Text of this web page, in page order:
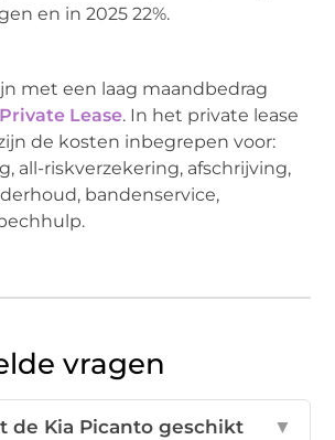
en in 2025 22%.
met een laag maandbedrag
Lease. In het private lease
de kosten inbegrepen voor:
all-riskverzekering, afschrijving,
bandenservice,
vragen
de Kia Picanto geschikt
▼